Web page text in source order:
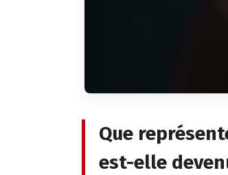
Que
est-elle